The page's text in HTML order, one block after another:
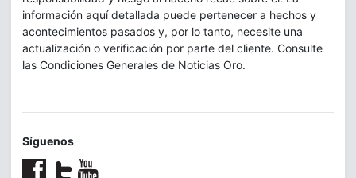
información aquí detallada puede pertenecer a hechos y
acontecimientos pasados y, por lo tanto, necesite una
actualización o verificación por parte del cliente. Consulte
las Condiciones Generales de Noticias Oro.
Síguenos